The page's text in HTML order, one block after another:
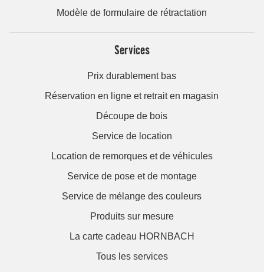
Modèle de formulaire de rétractation
Services
Prix durablement bas
Réservation en ligne et retrait en magasin
Découpe de bois
Service de location
Location de remorques et de véhicules
Service de pose et de montage
Service de mélange des couleurs
Produits sur mesure
La carte cadeau HORNBACH
Tous les services